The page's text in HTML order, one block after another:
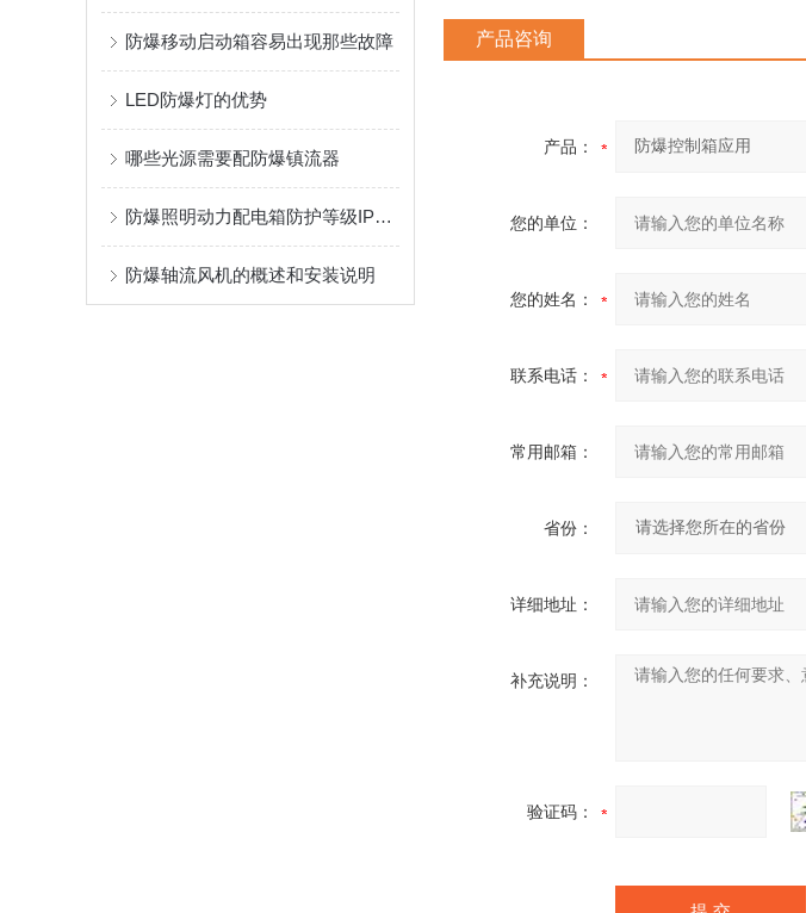
防爆移动启动箱容易出现那些故障
LED防爆灯的优势
哪些光源需要配防爆镇流器
防爆照明动力配电箱防护等级IP65表示什么意思
防爆轴流风机的概述和安装说明
产品咨询
产品：
您的单位：
您的姓名：
联系电话：
常用邮箱：
省份：
详细地址：
补充说明：
验证码：